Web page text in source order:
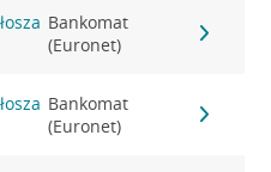
Bankomat
(Euronet)
Bankomat
(Euronet)